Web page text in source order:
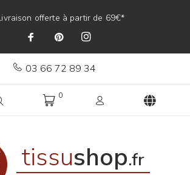
offerte à partir de 69€*
03 66 72 89 34
0
tissushop.fr